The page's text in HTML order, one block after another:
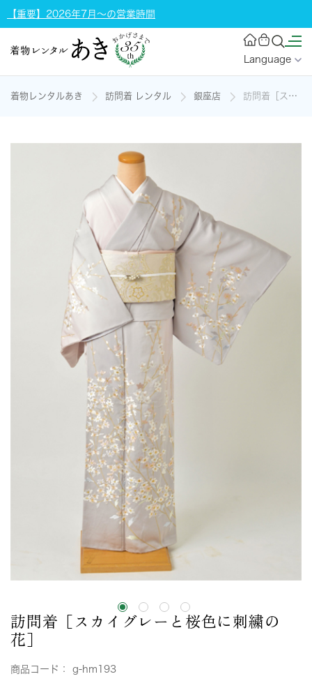
【重要】2026年7月～の営業時間
Language
着物レンタルあき 訪問着 レンタル 銀座店 訪問着［スカイグレーと桜色に刺繍の花］の着物レンタル
訪問着［スカイグレーと桜色に刺繍の
花］
商品コード： g-hm193